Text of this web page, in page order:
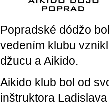
Popradské dódžo
vedením klubu
džucu a Aikido.
Aikido klub bol od
inštruktora